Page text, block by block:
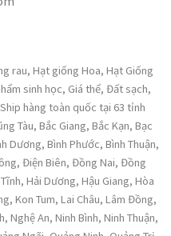
rau, Hạt giống Hoa, Hạt Giống
sinh học, Giá thể, Đất sạch,
hàng toàn quốc tại 63 tỉnh
Tàu, Bắc Giang, Bắc Kạn, Bạc
Dương, Bình Phước, Bình Thuận,
Điện Biên, Đồng Nai, Đồng
Hải Dương, Hậu Giang, Hòa
Kon Tum, Lai Châu, Lâm Đồng,
Nghệ An, Ninh Bình, Ninh Thuận,